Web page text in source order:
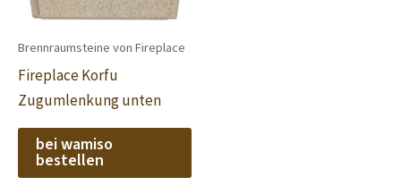
Brennraumsteine von Fireplace
Fireplace Korfu
Zugumlenkung unten
bei wamiso
bestellen